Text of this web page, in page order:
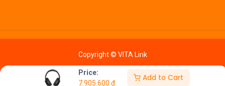
Price:
7.905.600 ₫
Add to Cart
Copyright © VITA Link